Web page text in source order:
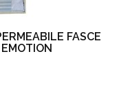
FASCE